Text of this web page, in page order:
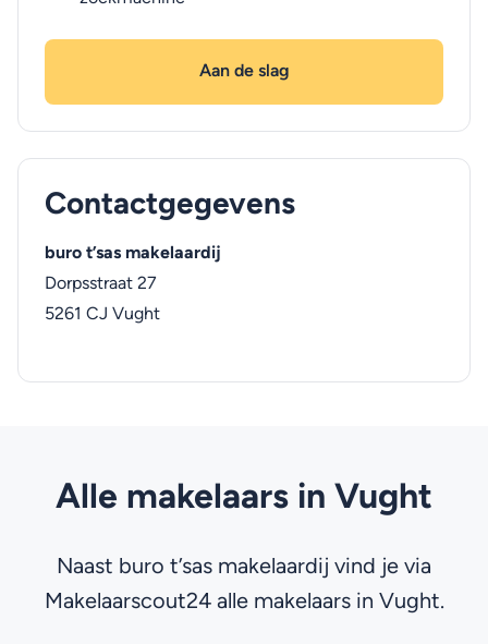
Aan de slag
Contactgegevens
buro t’sas makelaardij
Dorpsstraat 27
5261 CJ Vught
Alle makelaars in Vught
Naast buro t’sas makelaardij vind je via
Makelaarscout24 alle makelaars in Vught.